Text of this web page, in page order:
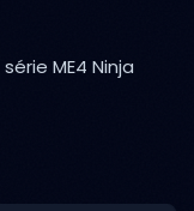
ME4 Ninja